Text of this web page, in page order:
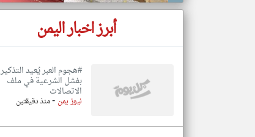
أبرز اخبار اليمن
#هجوم العبر يُعيد التذكير
بفشل الشرعية في ملف
الاتصالات
نيوز يمن -منذ دقيقتين